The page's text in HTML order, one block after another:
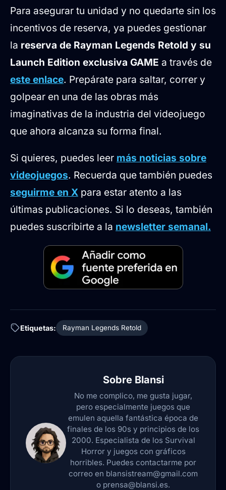
Para asegurar tu unidad y no quedarte sin los
incentivos de reserva, ya puedes gestionar
la reserva de Rayman Legends Retold y su
Launch Edition exclusiva GAME a través de
este enlace. Prepárate para saltar, correr y
golpear en una de las obras más
imaginativas de la industria del videojuego
que ahora alcanza su forma final.
Si quieres, puedes leer más noticias sobre
videojuegos. Recuerda que también puedes
seguirme en X para estar atento a las
últimas publicaciones. Si lo deseas, también
puedes suscribirte a la newsletter semanal.
Etiquetas: Rayman Legends Retold
Sobre Blansi
No me complico, me gusta jugar,
pero especialmente juegos que
emulen aquella fantástica época de
finales de los 90s y principios de los
2000. Especialista de los Survival
Horror y juegos con gráficos
horribles. Puedes contactarme por
correo en blansistream@gmail.com
o prensa@blansi.es.